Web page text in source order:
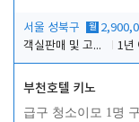
서울 성북구 월
객실판매 및 고객응대
1년
부천호텔 키노
급구 청소이모 1명